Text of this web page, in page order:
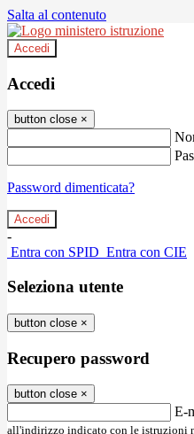
Salta al contenuto
Accedi
Accedi
button close ×
Password dimenticata?
-
Entra con SPID Entra con CIE
Seleziona utente
button close ×
Recupero password
button close ×
E-
all'indirizzo indicato con le istruzioni